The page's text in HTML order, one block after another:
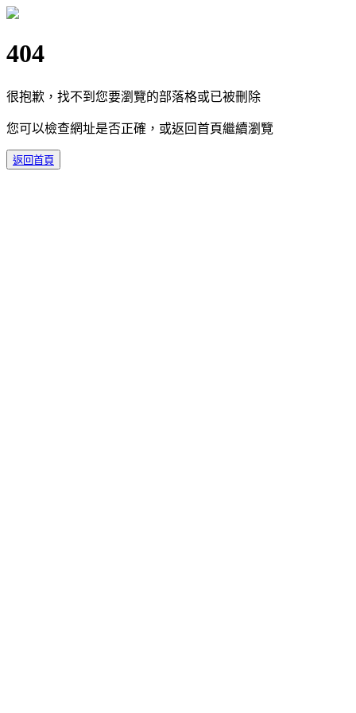
404
很抱歉，找不到您要瀏覽的部落格或已被刪除
您可以檢查網址是否正確，或返回首頁繼續瀏覽
返回首頁